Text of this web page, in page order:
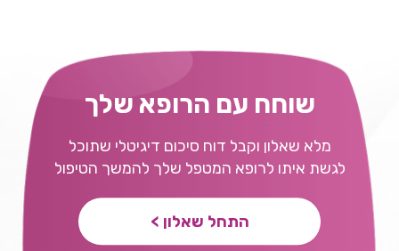
שוחח עם הרופא שלך
מלא שאלון וקבל דוח סיכום דיגיטלי שתוכל
לגשת איתו לרופא המטפל שלך להמשך הטיפול
התחל שאלון >